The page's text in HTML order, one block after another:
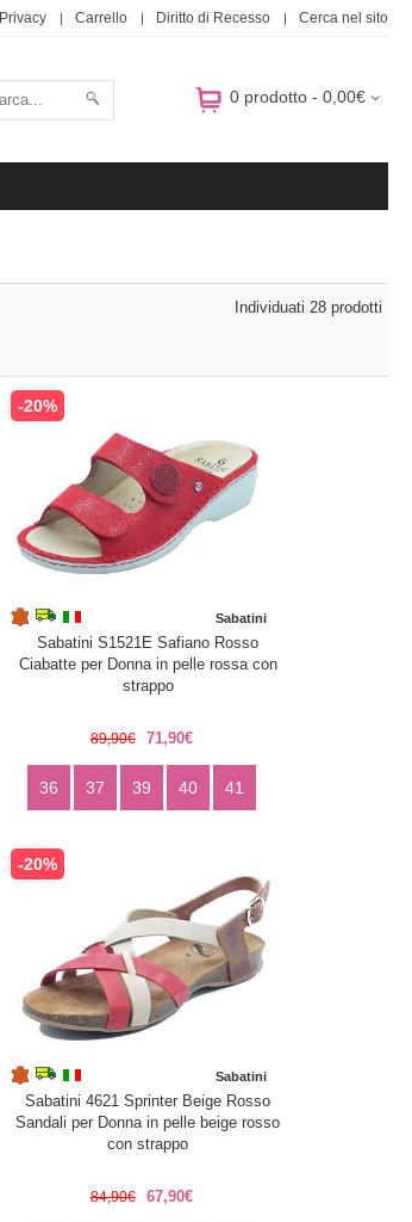
Privacy Carrello Diritto di Recesso Cerca nel sito
0 prodotto - 0,00€
Individuati 28 prodotti
-20%
Sabatini
Sabatini S1521E Safiano Rosso
Ciabatte per Donna in pelle rossa con
strappo
89,90€ 71,90€
36 37 39 40 41
-20%
Sabatini
Sabatini 4621 Sprinter Beige Rosso
Sandali per Donna in pelle beige rosso
con strappo
84,90€ 67,90€